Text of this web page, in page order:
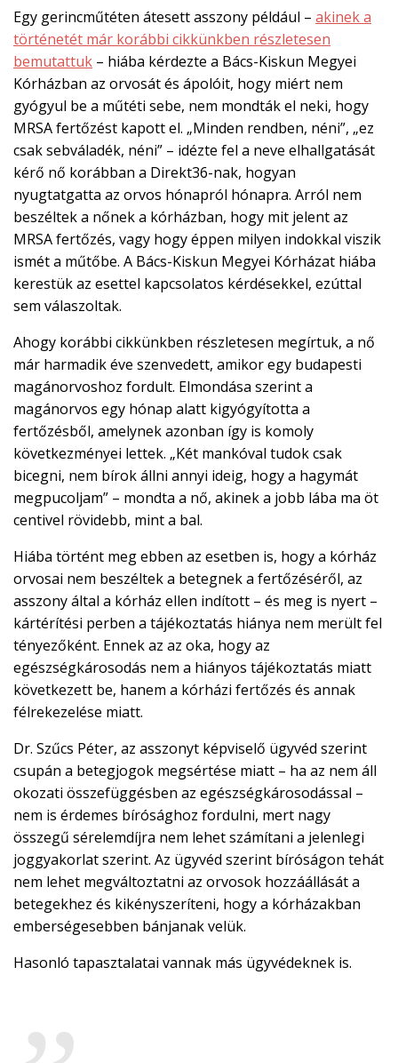
Egy gerincműtéten átesett asszony például – akinek a
történetét már korábbi cikkünkben részletesen
bemutattuk – hiába kérdezte a Bács-Kiskun Megyei
Kórházban az orvosát és ápolóit, hogy miért nem
gyógyul be a műtéti sebe, nem mondták el neki, hogy
MRSA fertőzést kapott el. „Minden rendben, néni”, „ez
csak sebváladék, néni” – idézte fel a neve elhallgatását
kérő nő korábban a Direkt36-nak, hogyan
nyugtatgatta az orvos hónapról hónapra. Arról nem
beszéltek a nőnek a kórházban, hogy mit jelent az
MRSA fertőzés, vagy hogy éppen milyen indokkal viszik
ismét a műtőbe. A Bács-Kiskun Megyei Kórházat hiába
kerestük az esettel kapcsolatos kérdésekkel, ezúttal
sem válaszoltak.
Ahogy korábbi cikkünkben részletesen megírtuk, a nő
már harmadik éve szenvedett, amikor egy budapesti
magánorvoshoz fordult. Elmondása szerint a
magánorvos egy hónap alatt kigyógyította a
fertőzésből, amelynek azonban így is komoly
következményei lettek. „Két mankóval tudok csak
bicegni, nem bírok állni annyi ideig, hogy a hagymát
megpucoljam” – mondta a nő, akinek a jobb lába ma öt
centivel rövidebb, mint a bal.
Hiába történt meg ebben az esetben is, hogy a kórház
orvosai nem beszéltek a betegnek a fertőzéséről, az
asszony által a kórház ellen indított – és meg is nyert –
kártérítési perben a tájékoztatás hiánya nem merült fel
tényezőként. Ennek az az oka, hogy az
egészségkárosodás nem a hiányos tájékoztatás miatt
következett be, hanem a kórházi fertőzés és annak
félrekezelése miatt.
Dr. Szűcs Péter, az asszonyt képviselő ügyvéd szerint
csupán a betegjogok megsértése miatt – ha az nem áll
okozati összefüggésben az egészségkárosodással –
nem is érdemes bírósághoz fordulni, mert nagy
összegű sérelemdíjra nem lehet számítani a jelenlegi
joggyakorlat szerint. Az ügyvéd szerint bíróságon tehát
nem lehet megváltoztatni az orvosok hozzáállását a
betegekhez és kikényszeríteni, hogy a kórházakban
emberségesebben bánjanak velük.
Hasonló tapasztalatai vannak más ügyvédeknek is.